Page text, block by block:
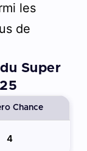
les
de
Super
Chance
4